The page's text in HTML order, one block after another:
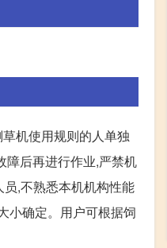
机使用规则的人单独
障后再进行作业,严禁机
,不熟悉本机机构性能
小确定。用户可根据饲